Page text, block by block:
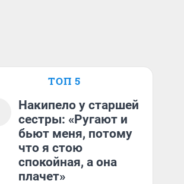
ТОП 5
Накипело у старшей
сестры: «Ругают и
бьют меня, потому
что я стою
спокойная, а она
плачет»